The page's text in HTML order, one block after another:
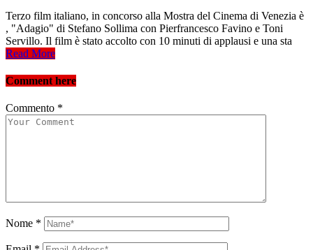
Terzo film italiano, in concorso alla Mostra del Cinema di Venezia è
, "Adagio" di Stefano Sollima con Pierfrancesco Favino e Toni
Servillo. Il film è stato accolto con 10 minuti di applausi e una sta
Read More
Comment here
Commento *
Nome *